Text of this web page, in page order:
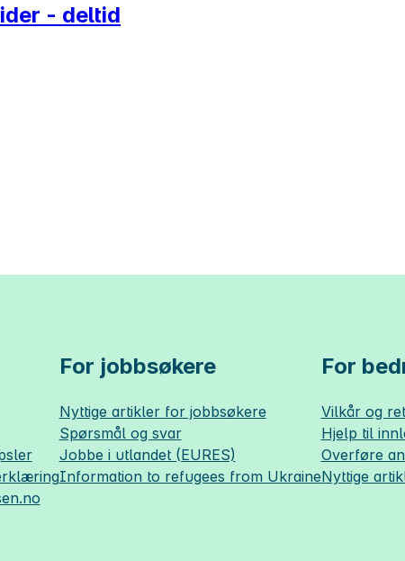
- deltid
For jobbsøkere
Nyttige artikler for jobbsøkere
Spørsmål og svar
Jobbe i utlandet (EURES)
Information to refugees from Ukraine
For
Vilkår og
Hjelp til
Overføre
Nyttige